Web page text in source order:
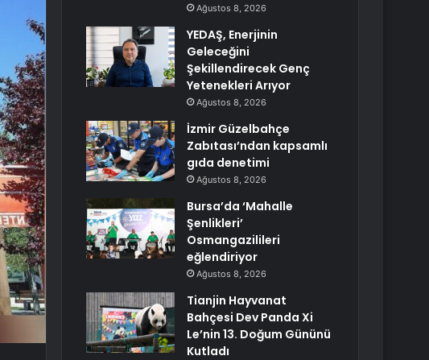
Ağustos 8, 2026
YEDAŞ, Enerjinin
Geleceğini
Şekillendirecek Genç
Yetenekleri Arıyor
Ağustos 8, 2026
İzmir Güzelbahçe
Zabıtası’ndan kapsamlı
gıda denetimi
Ağustos 8, 2026
Bursa’da ‘Mahalle
Şenlikleri’
Osmangazilileri
eğlendiriyor
Ağustos 8, 2026
Tianjin Hayvanat
Bahçesi Dev Panda Xi
Le’nin 13. Doğum Gününü
Kutladı